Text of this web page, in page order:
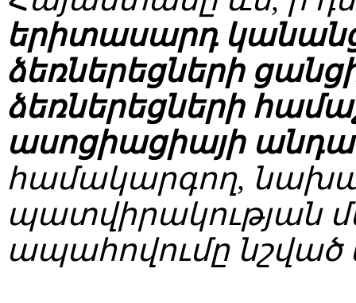
երիտասարդ
ձեռներեցների
ձեռներեցների
ասոցիացիայի
համակարգող,
պատվիրակության
ապահովումը նշված